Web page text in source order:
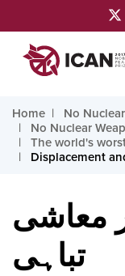
Home
No
No Nuclear
The world's
Displacement
معاشی
تباہی